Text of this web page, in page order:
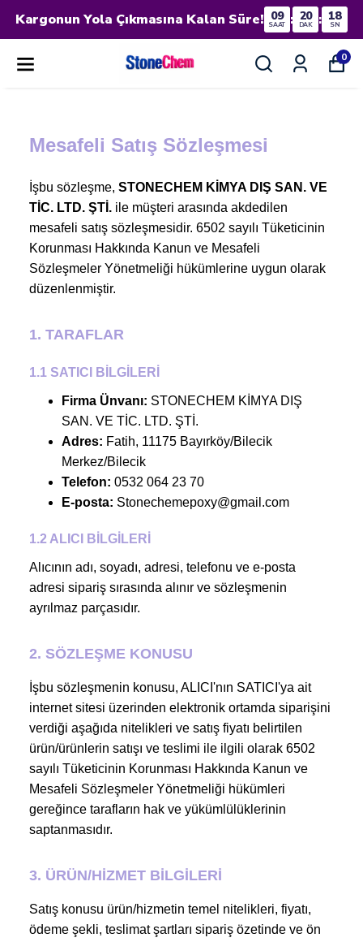
Kargonun Yola Çıkmasına Kalan Süre! 09
SAAT : 20
DAK : 18
SN
0
Mesafeli Satış Sözleşmesi
İşbu sözleşme, STONECHEM KİMYA DIŞ SAN. VE
TİC. LTD. ŞTİ. ile müşteri arasında akdedilen
mesafeli satış sözleşmesidir. 6502 sayılı Tüketicinin
Korunması Hakkında Kanun ve Mesafeli
Sözleşmeler Yönetmeliği hükümlerine uygun olarak
düzenlenmiştir.
1. TARAFLAR
1.1 SATICI BİLGİLERİ
Firma Ünvanı: STONECHEM KİMYA DIŞ
SAN. VE TİC. LTD. ŞTİ.
Adres: Fatih, 11175 Bayırköy/Bilecik
Merkez/Bilecik
Telefon: 0532 064 23 70
E-posta: Stonechemepoxy@gmail.com
1.2 ALICI BİLGİLERİ
Alıcının adı, soyadı, adresi, telefonu ve e-posta
adresi sipariş sırasında alınır ve sözleşmenin
ayrılmaz parçasıdır.
2. SÖZLEŞME KONUSU
İşbu sözleşmenin konusu, ALICI'nın SATICI'ya ait
internet sitesi üzerinden elektronik ortamda siparişini
verdiği aşağıda nitelikleri ve satış fiyatı belirtilen
ürün/ürünlerin satışı ve teslimi ile ilgili olarak 6502
sayılı Tüketicinin Korunması Hakkında Kanun ve
Mesafeli Sözleşmeler Yönetmeliği hükümleri
gereğince tarafların hak ve yükümlülüklerinin
saptanmasıdır.
3. ÜRÜN/HİZMET BİLGİLERİ
Satış konusu ürün/hizmetin temel nitelikleri, fiyatı,
ödeme şekli, teslimat şartları sipariş özetinde ve ön